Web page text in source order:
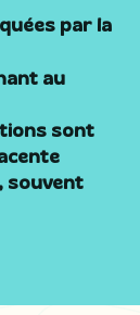
par la
au
sont
souvent